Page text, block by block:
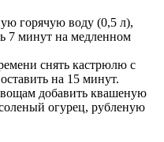
горячую воду (0,5 л),
7 минут на медленном
снять кастрюлю с
на 15 минут.
добавить квашеную
огурец, рубленую